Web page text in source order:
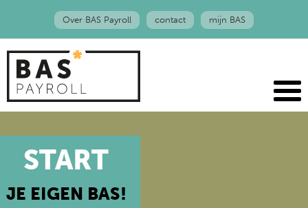
Over BAS Payroll contact mijn BAS
START
JE EIGEN BAS!